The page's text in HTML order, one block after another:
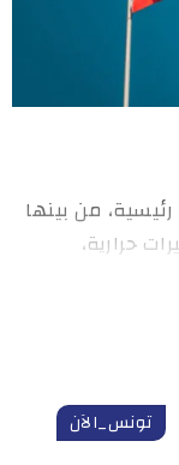
من بينها
حرارية،
تونس_الآن